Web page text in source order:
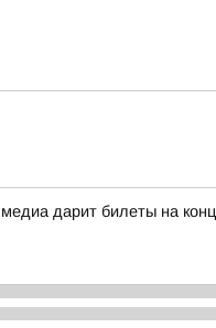
дарит билеты на